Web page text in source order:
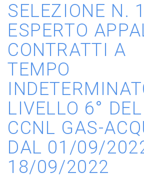
SELEZIONE N. 1
ESPERTO
CONTRATTI A
TEMPO
LIVELLO 6° DEL
CCNL GAS-
DAL 01/09/
18/09/2022